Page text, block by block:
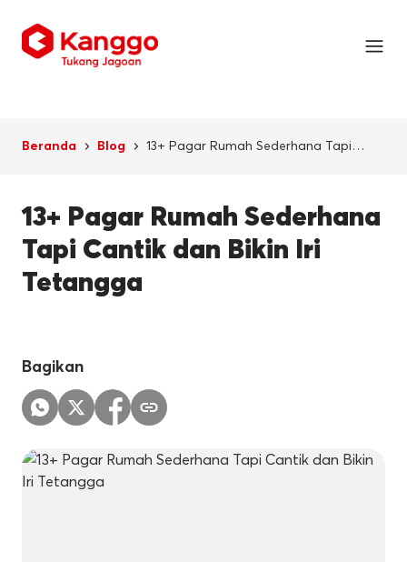
Beranda Blog
13+ Pagar Rumah Sederhana Tapi
13+ Pagar Rumah Sederhana
Tapi Cantik dan Bikin Iri
Tetangga
Bagikan